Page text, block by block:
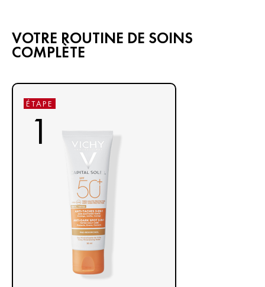
VOTRE ROUTINE DE SOINS
COMPLÈTE
ÉTAPE
1